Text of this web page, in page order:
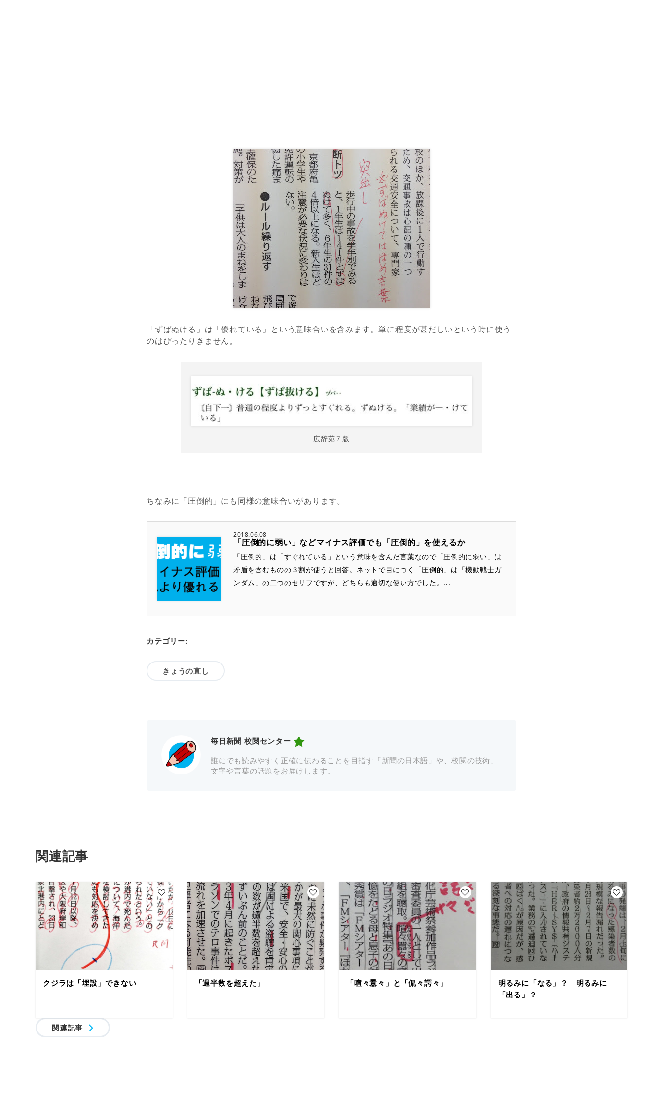
「ずばぬける」は「優れている」という意味合いを含みます。単に程度が甚だしいという時に使う
のはぴったりきません。
広辞苑７版
ちなみに「圧倒的」にも同様の意味合いがあります。
2018.06.08
「圧倒的に弱い」などマイナス評価でも「圧倒的」を使えるか
「圧倒的」は「すぐれている」という意味を含んだ言葉なので「圧倒的に弱い」は
矛盾を含むものの３割が使うと回答。ネットで目につく「圧倒的」は「機動戦士ガ
ンダム」の二つのセリフですが、どちらも適切な使い方でした。...
カテゴリー:
きょうの直し
毎日新聞 校閲センター
誰にでも読みやすく正確に伝わることを目指す「新聞の日本語」や、校閲の技術、
文字や言葉の話題をお届けします。
関連記事
クジラは「埋設」できない 「過半数を超えた」 「喧々囂々」と「侃々諤々」
明るみに「なる」？ 明るみに
「出る」？
関連記事